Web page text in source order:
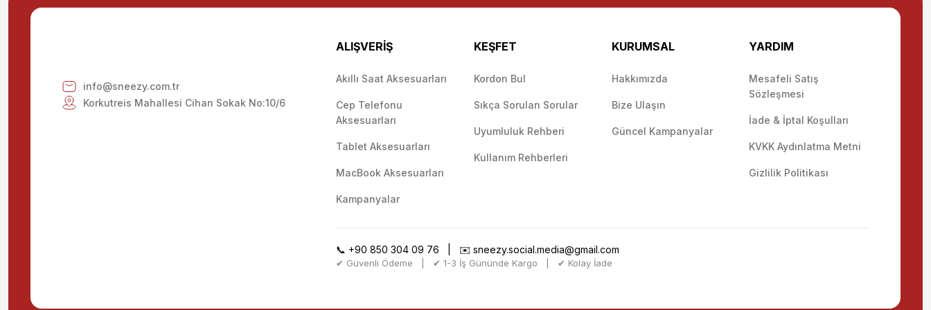
Gönder
info@sneezy.com.tr
Korkutreis Mahallesi Cihan Sokak No:10/6
ALIŞVERİŞ
Akıllı Saat Aksesuarları
Cep Telefonu
Aksesuarları
Tablet Aksesuarları
MacBook Aksesuarları
Kampanyalar
KEŞFET
Kordon Bul
Sıkça Sorulan Sorular
Uyumluluk Rehberi
Kullanım Rehberleri
KURUMSAL
Hakkımızda
Bize Ulaşın
Güncel Kampanyalar
YARDIM
Mesafeli Satış
Sözleşmesi
İade & İptal Koşulları
KVKK Aydınlatma Metni
Gizlilik Politikası
📞 +90 850 304 09 76 | ✉️sneezy.social.media@gmail.com
✔ Güvenli Ödeme | ✔ 1-3 İş Gününde Kargo | ✔ Kolay İade